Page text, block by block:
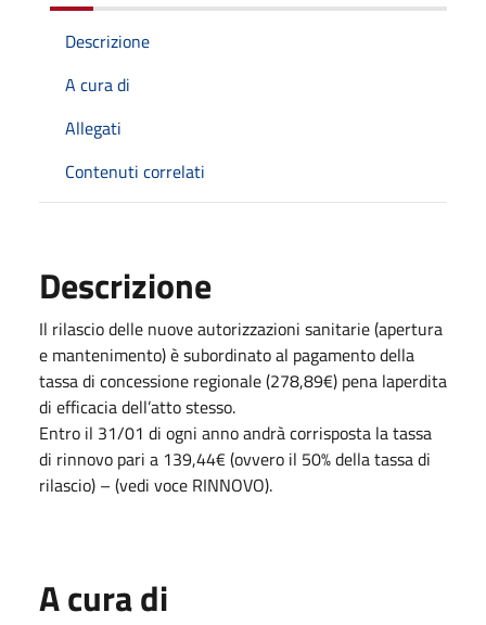
Descrizione
A cura di
Allegati
Contenuti correlati
Descrizione
Il rilascio delle nuove autorizzazioni sanitarie (apertura
e mantenimento) è subordinato al pagamento della
tassa di concessione regionale (278,89€) pena laperdita
di efficacia dell’atto stesso.
Entro il 31/01 di ogni anno andrà corrisposta la tassa
di rinnovo pari a 139,44€ (ovvero il 50% della tassa di
rilascio) – (vedi voce RINNOVO).
A cura di